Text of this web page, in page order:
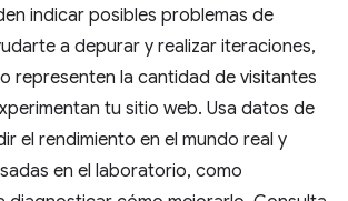
indicar posibles problemas de
a depurar y realizar iteraciones,
representen la cantidad de visitantes
tu sitio web. Usa datos de
el rendimiento en el mundo real y
en el laboratorio, como